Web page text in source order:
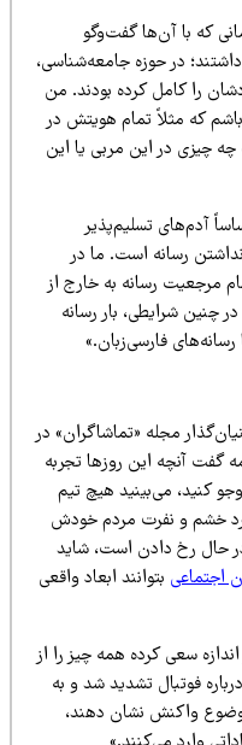
با آن‌ها گفت‌وگو
در حوزه جامعه‌شناسی،
کامل کرده بودند. من
مثلاً تمام هویتش در
در این مربی یا این
تسلیم‌پذیر
رسانه است. ما در
رسانه به خارج از
بار رسانه
فارسی‌زبان.»
مجله «تماشاگران» در
این روزها تجربه
می‌بینید هیچ تیم
و نفرت مردم خودش
رخ دادن است، شاید
بتوانند ابعاد واقعی
سعی کرده همه چیز را از
درباره فوتبال تشدید شد و به
نشان دهند،